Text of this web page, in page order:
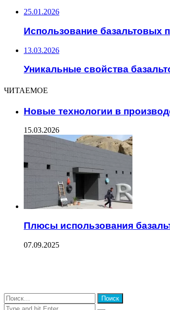
25.01.2026
Использование базальтовых
13.03.2026
Уникальные свойства
ЧИТАЕМОЕ
Новые технологии в
15.03.2026
Плюсы использования
07.09.2025
Close
Найти:
Close